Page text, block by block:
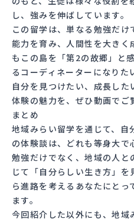
し、強みを伸ばしています。
この留学は、単なる勉強だ
能力を育み、人間性を大きく
もこの島を「第2の故郷」と
るコーディネーターになりた
自分を見つけたい、成長し
体験の魅力を、ぜひ動画でご
まとめ
地域みらい留学を通じて、自
の体験談は、どれも等身大で
勉強だけでなく、地域の人
じて「自分らしい生き方」
ら進路を考えるあなたにとっ
ます。
今回紹介した以外にも、地域